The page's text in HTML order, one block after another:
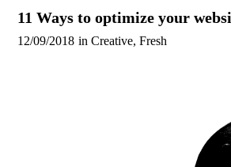
11 Ways to optimize your
12/09/2018 in Creative,Fresh